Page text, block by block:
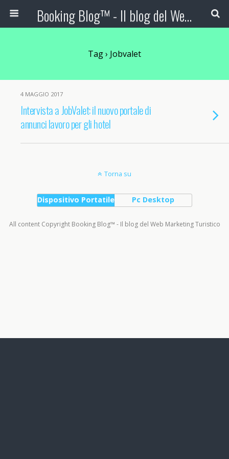
Booking Blog™ - Il blog del Web Marketing Turistico
Tag › Jobvalet
4 MAGGIO 2017
Intervista a JobValet: il nuovo portale di
annunci lavoro per gli hotel
Torna su
Dispositivo Portatile Pc Desktop
All content Copyright Booking Blog™ - Il blog del Web Marketing Turistico